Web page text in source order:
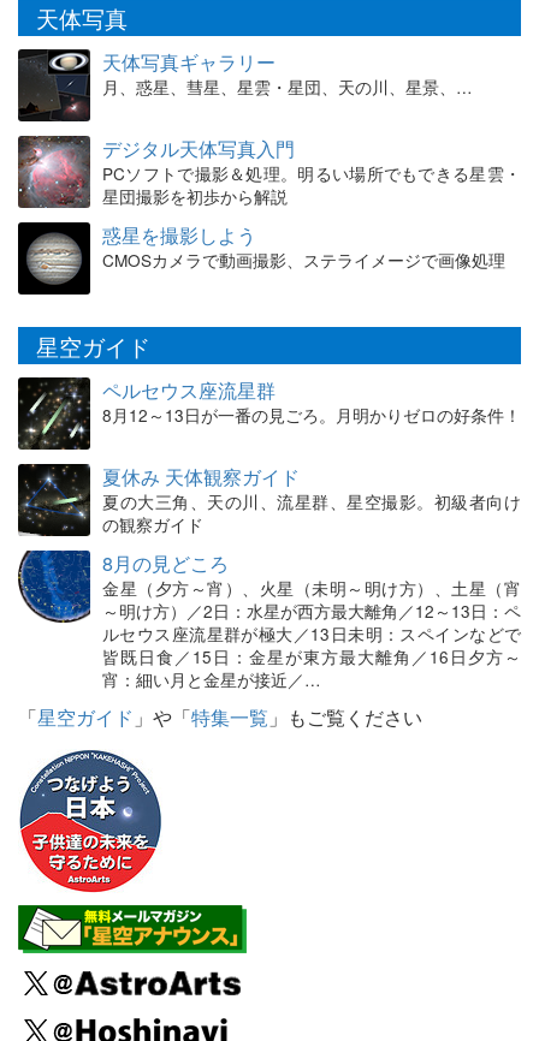
天体写真
天体写真ギャラリー
月、惑星、彗星、星雲・星団、天の川、星景、…
デジタル天体写真入門
PCソフトで撮影＆処理。明るい場所でもできる星雲・
星団撮影を初歩から解説
惑星を撮影しよう
CMOSカメラで動画撮影、ステライメージで画像処理
星空ガイド
ペルセウス座流星群
8月12～13日が一番の見ごろ。月明かりゼロの好条件！
夏休み 天体観察ガイド
夏の大三角、天の川、流星群、星空撮影。初級者向け
の観察ガイド
8月の見どころ
金星（夕方～宵）、火星（未明～明け方）、土星（宵
～明け方）／2日：水星が西方最大離角／12～13日：ペ
ルセウス座流星群が極大／13日未明：スペインなどで
皆既日食／15日：金星が東方最大離角／16日夕方～
宵：細い月と金星が接近／…
「星空ガイド 」や「特集一覧 」もご覧ください